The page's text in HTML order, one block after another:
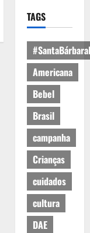
TAGS
Americana
Bebel
Brasil
campanha
Crianças
cuidados
cultura
DAE